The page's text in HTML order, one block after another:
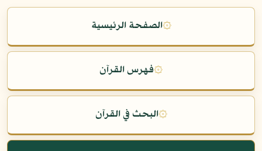
۞الصفحة الرئيسية
۞فهرس القرآن
۞البحث في القرآن